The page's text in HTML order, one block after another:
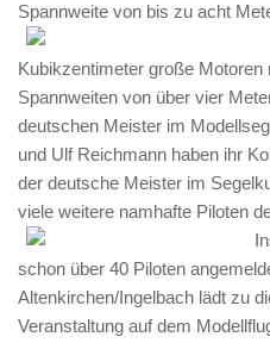
Spannweite von bis zu acht
Kubikzentimeter große Motoren
Spannweiten von über vier
deutschen Meister im
und Ulf Reichmann haben ihr
der deutsche Meister im
viele weitere namhafte Piloten
schon über 40 Piloten
Altenkirchen/Ingelbach lädt zu
Veranstaltung auf dem